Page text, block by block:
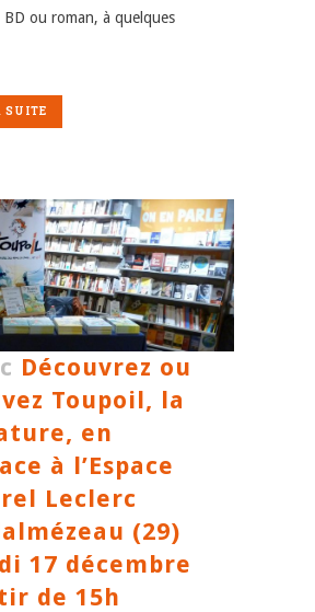
ou roman, à quelques
SUITE
Découvrez ou
Toupoil, la
en
à l’Espace
Leclerc
(29)
17 décembre
de 15h